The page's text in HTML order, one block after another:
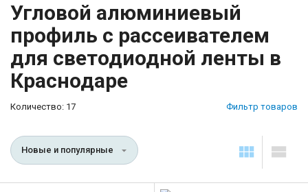
Угловой алюминиевый
профиль с рассеивателем
для светодиодной ленты в
Краснодаре
Количество: 17 Фильтр товаров
Новые и популярные